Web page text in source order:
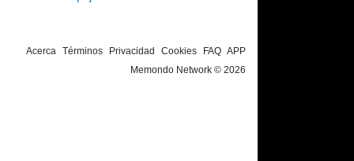
Acerca Términos Privacidad Cookies FAQ APP
Memondo Network © 2026